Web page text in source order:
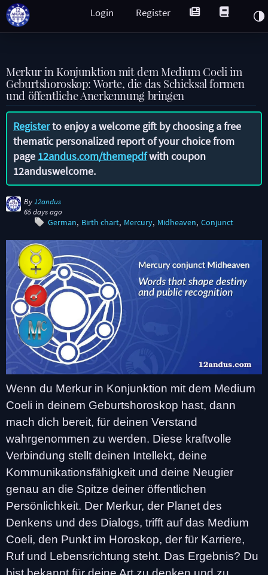
Register
Login
Merkur in Konjunktion mit dem Medium Coeli im
Geburtshoroskop: Worte, die das Schicksal formen
und öffentliche Anerkennung bringen
Registerto enjoy a welcome gift by choosing a free
thematic personalized report of your choice from
page 12andus.com/themepdfwith coupon
12anduswelcome.
By 12andus
65 days ago
German Birth chart Mercury Midheaven Conjunct
Wenn du Merkur in Konjunktion mit dem Medium
Coeli in deinem Geburtshoroskop hast, dann
mach dich bereit, für deinen Verstand
wahrgenommen zu werden. Diese kraftvolle
Verbindung stellt deinen Intellekt, deine
Kommunikationsfähigkeit und deine Neugier
genau an die Spitze deiner öffentlichen
Persönlichkeit. Der Merkur, der Planet des
Denkens und des Dialogs, trifft auf das Medium
Coeli, den Punkt im Horoskop, der für Karriere,
Ruf und Lebensrichtung steht. Das Ergebnis? Du